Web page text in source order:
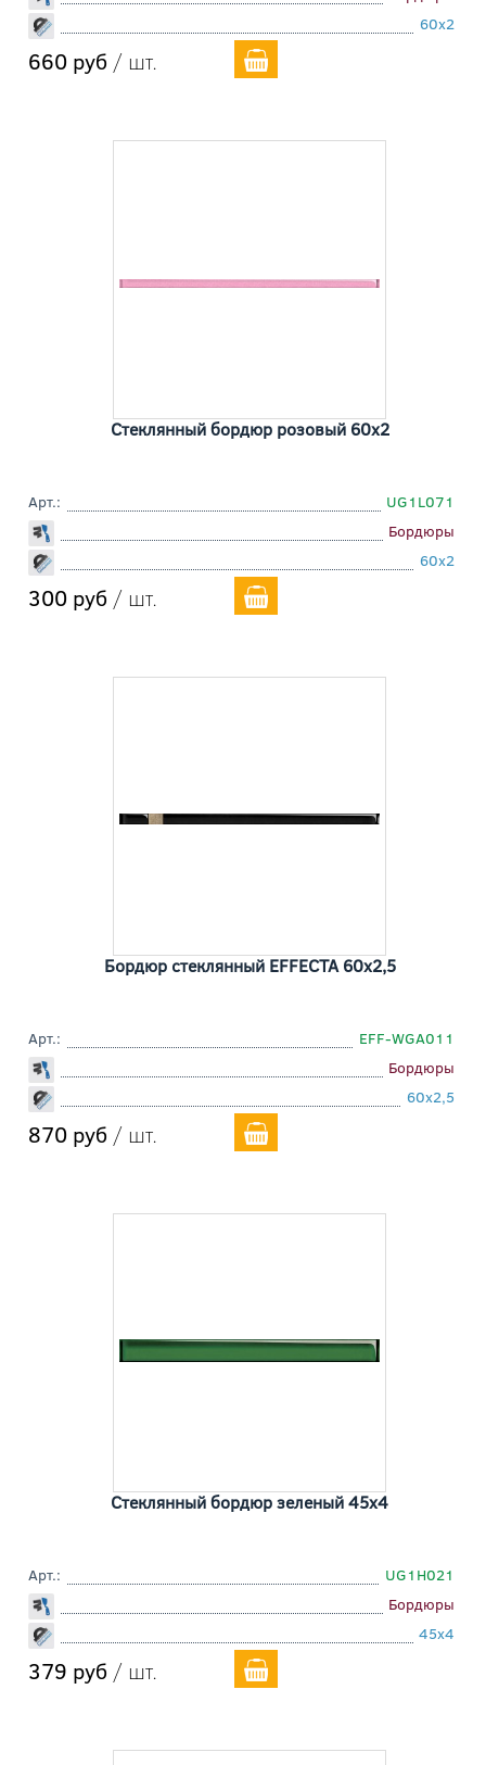
60x2
660 руб / шт.
Стеклянный бордюр розовый 60x2
Арт.:
UG1L071
Бордюры
60x2
300 руб / шт.
Бордюр стеклянный EFFECTA 60x2,5
Арт.:
EFF-WGA011
Бордюры
60x2,5
870 руб / шт.
Стеклянный бордюр зеленый 45x4
Арт.:
UG1H021
Бордюры
45x4
379 руб / шт.